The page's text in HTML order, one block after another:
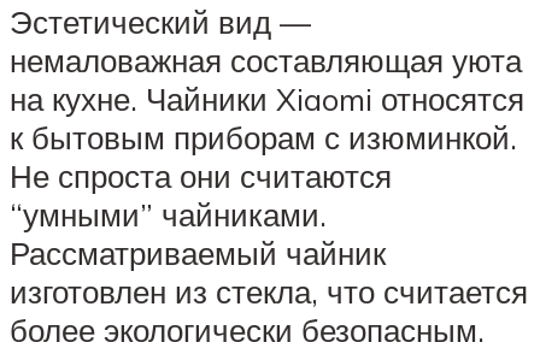
Эстетический вид —
немаловажная составляющая уюта
на кухне. Чайники Xiaomi относятся
к бытовым приборам с изюминкой.
Не спроста они считаются
“умными” чайниками.
Рассматриваемый чайник
изготовлен из стекла, что считается
более экологически безопасным.